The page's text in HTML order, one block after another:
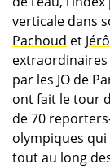
verticale dans
Pachoud et
par les JO de
ont fait le tour
de 70
olympiques qui
tout au long